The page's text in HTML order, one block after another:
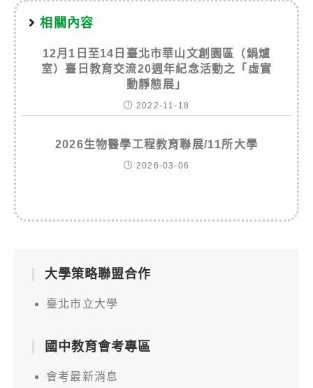
相關內容
12月1日至14日臺北市華山文創園區（鍋爐
室）臺日教育交流20週年紀念活動之「虛實
動靜態展」
2022-11-18
2026生物醫學工程教育聯展/11所大學
2026-03-06
大學策略聯盟合作
臺北市立大學
國中教育會考專區
會考最新消息